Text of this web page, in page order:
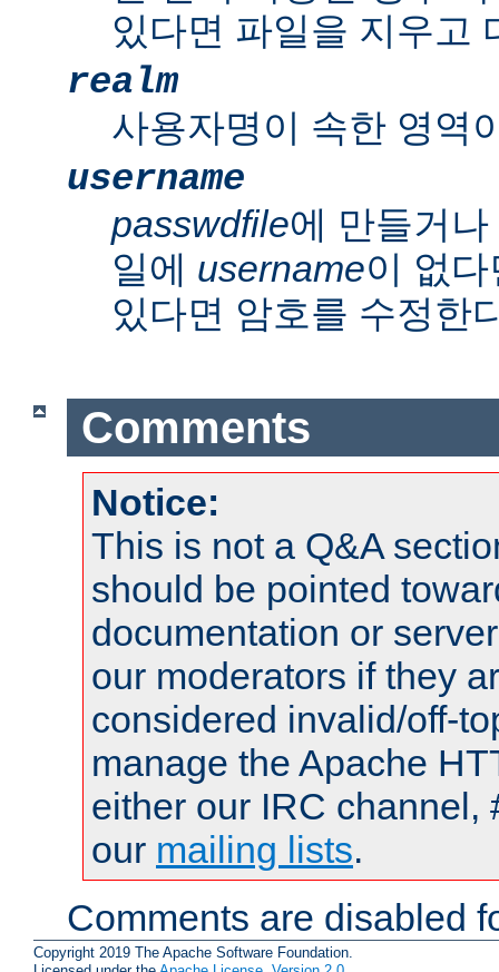
있다면 파일을 지우고
realm
사용자명이 속한 영역
username
passwdfile에 만들거
일에 username이 없
있다면 암호를 수정한
Comments
Notice:
This is not a Q&A
should be pointed
documentation or
our moderators if they
considered invalid/off-
manage the Apache
either our IRC channel,
our mailing lists.
Comments are disabled
Copyright 2019 The Apache Software Foundation.